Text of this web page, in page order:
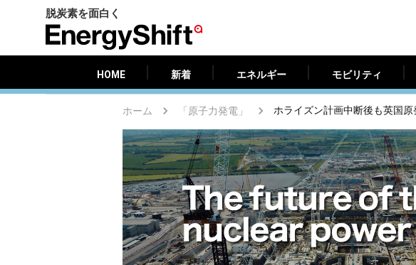
脱炭素を面白く
ジ
ー
フ
ト）
HOME 新着 エネルギー モビリティ
HOME
ホーム 「原子力発電」 ホライズン計画中断後も英国原